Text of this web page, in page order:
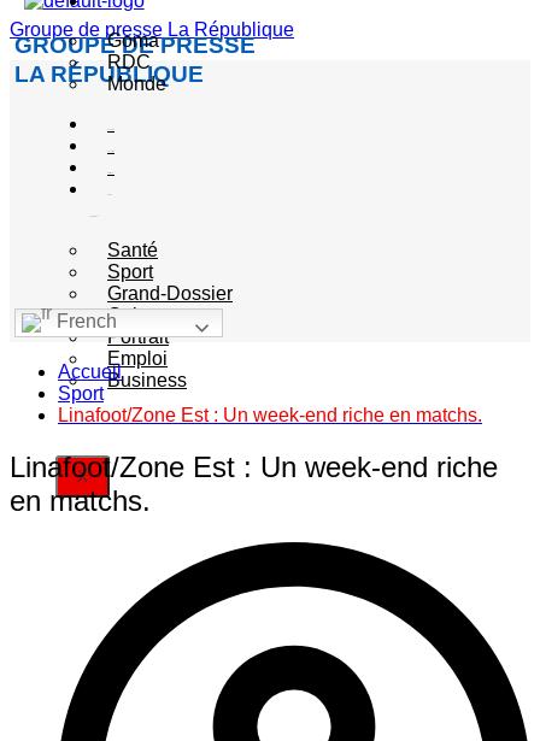
Groupe de presse La République
GROUPE DE PRESSE
LA RÉPUBLIQUE
Goma
RDC
Monde
Santé
Sport
Grand-Dossier
Culture
Portrait
Emploi
Business
X
French
Accueil
Sport
Linafoot/Zone Est : Un week-end riche en matchs.
Linafoot/Zone Est : Un week-end riche
en matchs.